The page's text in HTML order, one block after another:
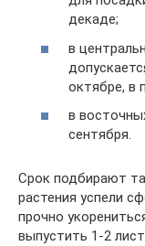
декаде;
в
октябре, в
в
сентября.
Срок подбирают
растения успели
прочно
выпустить 1-2